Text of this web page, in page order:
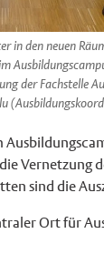
den neuen
der Fachstelle
sind die
Ort für